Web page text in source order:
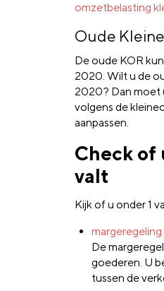
omzetbelasting
Oude
De oude KOR
2020. Wilt u de
2020? Dan moet
volgens de
aanpassen.
Check of
valt
Kijk of u onder 1
margeregeling
De
goederen. U
tussen de